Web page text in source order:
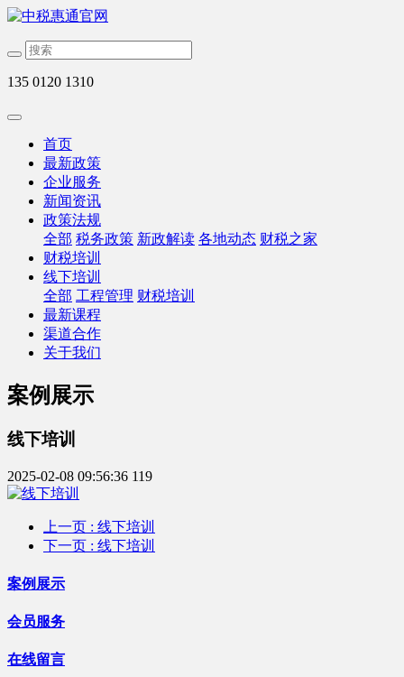
135 0120 1310
首页
最新政策
企业服务
新闻资讯
政策法规
全部 税务政策 新政解读 各地动态 财税之家
财税培训
线下培训
全部 工程管理 财税培训
最新课程
渠道合作
关于我们
案例展示
线下培训
2025-02-08 09:56:36 119
上一页 : 线下培训
下一页 : 线下培训
案例展示
会员服务
在线留言